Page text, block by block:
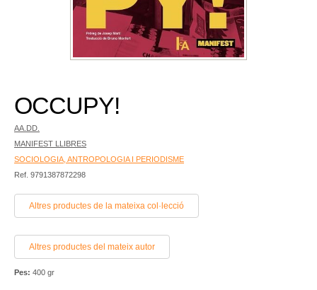
OCCUPY!
AA.DD.
MANIFEST LLIBRES
SOCIOLOGIA, ANTROPOLOGIA I PERIODISME
Ref. 9791387872298
Altres productes de la mateixa col·lecció
Altres productes del mateix autor
Pes: 400 gr